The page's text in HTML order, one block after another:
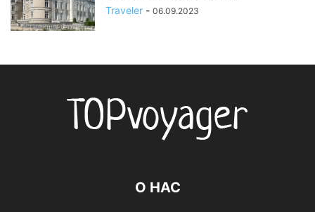
Traveler - 06.09.2023
О НАС